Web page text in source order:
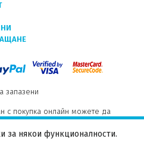
запазени
с покупка онлайн можете да
за някои функционалности.